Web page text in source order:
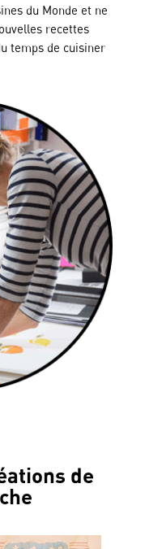
du Monde et ne
recettes
temps de cuisiner
de